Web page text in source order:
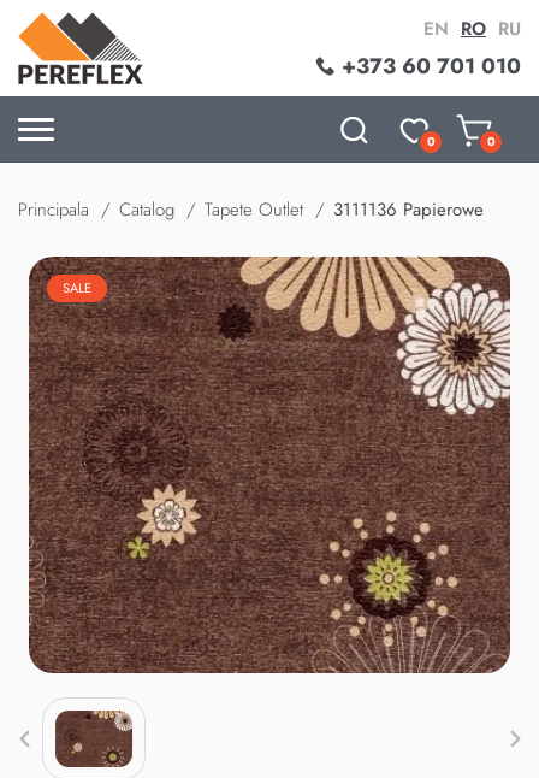
+373 60 701 010
EN RO RU
0 0
Principala Catalog Tapete Outlet 3111136 Papierowe
SALE